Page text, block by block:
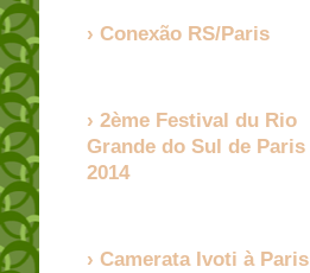
Conexão RS/Paris
2ème Festival du Rio
Grande do Sul de Paris
2014
Camerata Ivoti à Paris